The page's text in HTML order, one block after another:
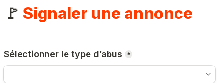
🚩 Signaler une annonce
Sélectionner le type d’abus *